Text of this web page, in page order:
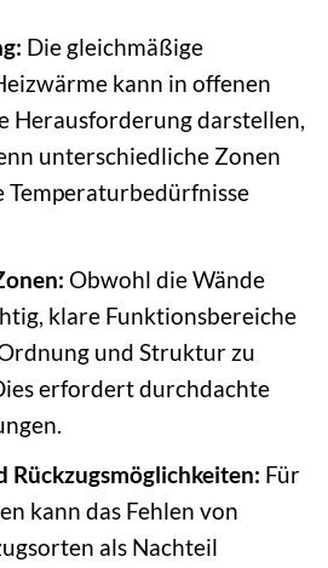
Die gleichmäßige
kann in offenen
Herausforderung darstellen,
unterschiedliche Zonen
Temperaturbedürfnisse
Obwohl die Wände
klare Funktionsbereiche
und Struktur zu
erfordert durchdachte
Rückzugsmöglichkeiten: Für
kann das Fehlen von
als Nachteil